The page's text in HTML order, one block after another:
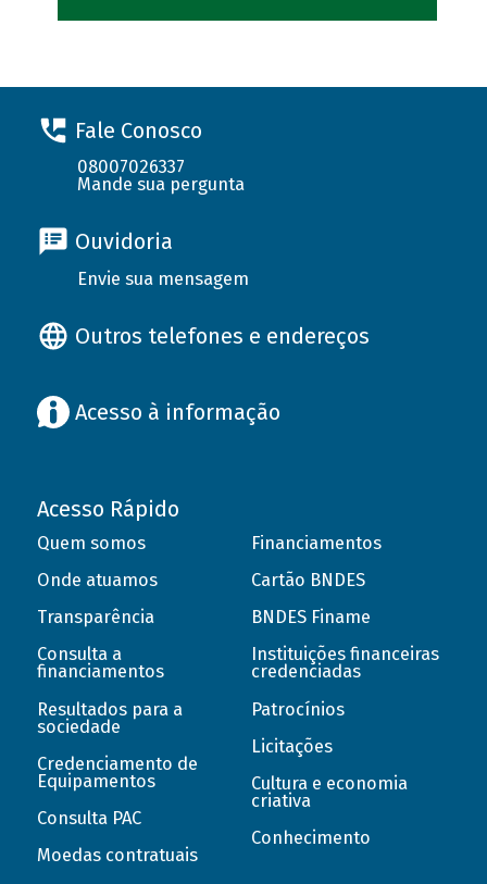
Fale Conosco
08007026337
Mande sua pergunta
Ouvidoria
Envie sua mensagem
Outros telefones e endereços
Acesso à informação
Acesso Rápido
Quem somos
Onde atuamos
Transparência
Consulta a
financiamentos
Resultados para a
sociedade
Credenciamento de
Equipamentos
Consulta PAC
Moedas contratuais
Financiamentos
Cartão BNDES
BNDES Finame
Instituições financeiras
credenciadas
Patrocínios
Licitações
Cultura e economia
criativa
Conhecimento